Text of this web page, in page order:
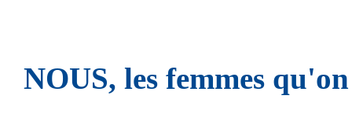
NOUS, les femmes